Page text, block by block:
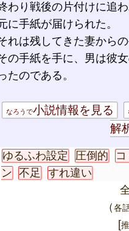
わり戦後の片付けに追
に手紙が届けられた。
れは残してきた妻からの
の手紙を手に、男は彼
たのである。
なろうで小説情報を見る
解
ゆるふわ設定 圧倒的
ン
不足
すれ違い
（各
[